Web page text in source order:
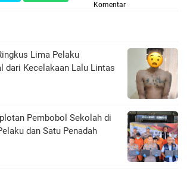
Komentar
Lima Pelaku
dari Kecelakaan Lalu Lintas
Pembobol Sekolah di
dan Satu Penadah